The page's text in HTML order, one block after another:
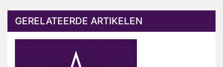
GERELATEERDE ARTIKELEN